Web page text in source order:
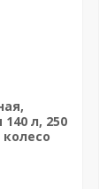
л, 250
колесо